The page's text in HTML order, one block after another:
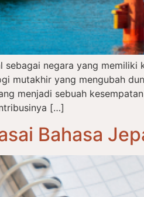
sebagai negara yang memiliki
mutakhir yang mengubah
menjadi sebuah
[…]
Bahasa